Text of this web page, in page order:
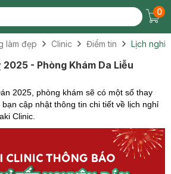
0
làm đẹp Clinic Điểm tin Lịch nghỉ
- Phòng Khám Da Liễu
2025, phòng khám sẽ có một số thay
bạn cập nhật thông tin chi tiết về lịch nghỉ
Clinic.